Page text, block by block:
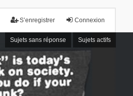
Connexion
S’enregistrer
Sujets sans réponse Sujets actifs